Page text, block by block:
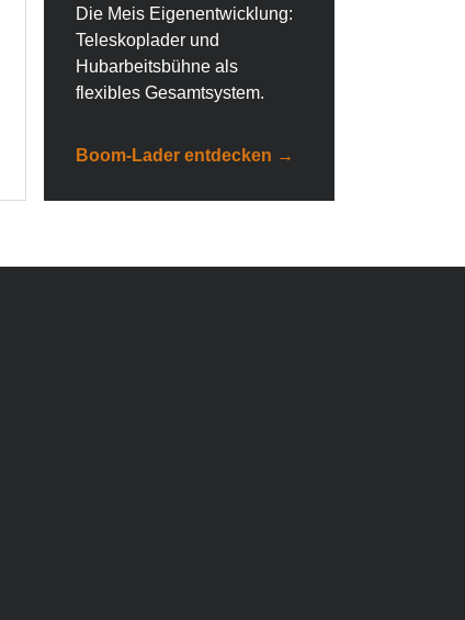
Die Meis Eigenentwicklung:
Teleskoplader und
Hubarbeitsbühne als
flexibles Gesamtsystem.
Boom-Lader entdecken →